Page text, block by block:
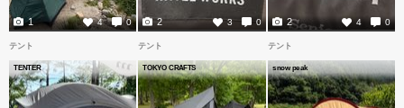
4 0
1 3 0
2 4 0
2
テント
TENTER
テント
TOKYO CRAFTS
テント
snow peak